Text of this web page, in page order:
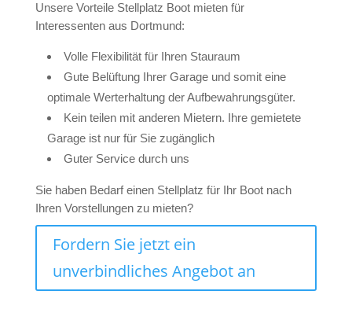
Unsere Vorteile Stellplatz Boot mieten für
Interessenten aus Dortmund:
Volle Flexibilität für Ihren Stauraum
Gute Belüftung Ihrer Garage und somit eine
optimale Werterhaltung der Aufbewahrungsgüter.
Kein teilen mit anderen Mietern. Ihre gemietete
Garage ist nur für Sie zugänglich
Guter Service durch uns
Sie haben Bedarf einen Stellplatz für Ihr Boot nach
Ihren Vorstellungen zu mieten?
Fordern Sie jetzt ein
unverbindliches Angebot an